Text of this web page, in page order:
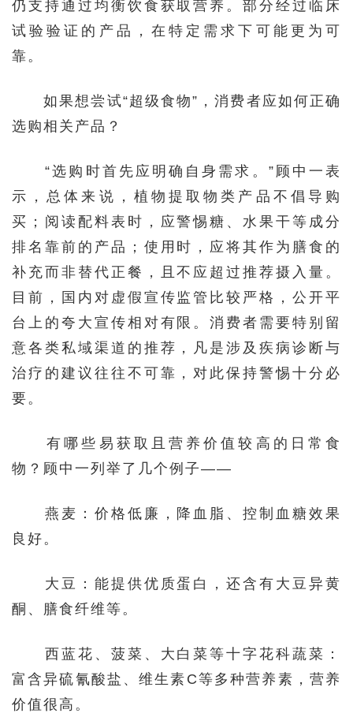
仍支持通过均衡饮食获取营养。部分经过临床
试验验证的产品，在特定需求下可能更为可
靠。
如果想尝试“超级食物”，消费者应如何正确
选购相关产品？
“选购时首先应明确自身需求。”顾中一表
示，总体来说，植物提取物类产品不倡导购
买；阅读配料表时，应警惕糖、水果干等成分
排名靠前的产品；使用时，应将其作为膳食的
补充而非替代正餐，且不应超过推荐摄入量。
目前，国内对虚假宣传监管比较严格，公开平
台上的夸大宣传相对有限。消费者需要特别留
意各类私域渠道的推荐，凡是涉及疾病诊断与
治疗的建议往往不可靠，对此保持警惕十分必
要。
有哪些易获取且营养价值较高的日常食
物？顾中一列举了几个例子——
燕麦：价格低廉，降血脂、控制血糖效果
良好。
大豆：能提供优质蛋白，还含有大豆异黄
酮、膳食纤维等。
西蓝花、菠菜、大白菜等十字花科蔬菜：
富含异硫氰酸盐、维生素C等多种营养素，营养
价值很高。